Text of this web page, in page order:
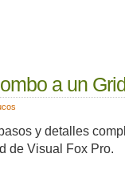
a un
y detalles
de Visual Fox Pro.